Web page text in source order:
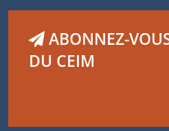
ABONNEZ-
DU CEIM